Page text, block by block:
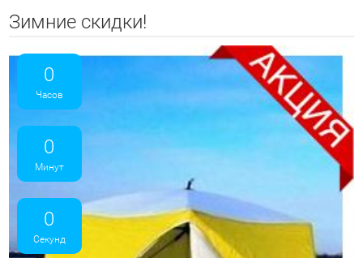
Зимние скидки!
0
Часов
0
Минут
0
Секунд